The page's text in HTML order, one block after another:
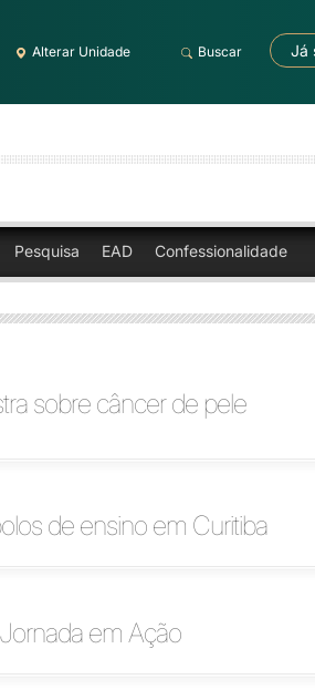
Alterar Unidade Buscar Já
Pesquisa EAD Confessionalidade
sobre câncer de pele
de ensino em Curitiba
em Ação